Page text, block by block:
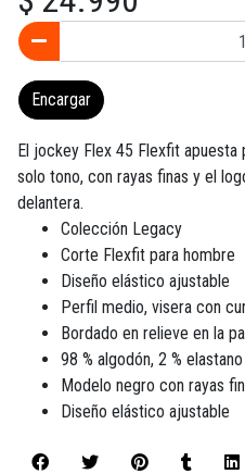
Encargar
El jockey Flex 45 Flexfit apuesta
solo tono, con rayas finas y el
delantera.
Colección Legacy
Corte Flexfit para hombre
Diseño elástico ajustable
Perfil medio, visera con
Bordado en relieve en la
98 % algodón, 2 % elastano
Modelo negro con rayas
Diseño elástico ajustable